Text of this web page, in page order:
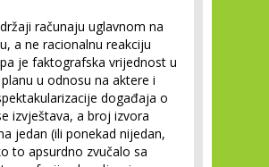
računaju uglavnom na
a ne racionalnu reakciju
je faktografska vrijednost u
u odnosu na aktere i
događaja o
izvještava, a broj izvora
jedan (ili ponekad nijedan,
to apsurdno zvučalo sa